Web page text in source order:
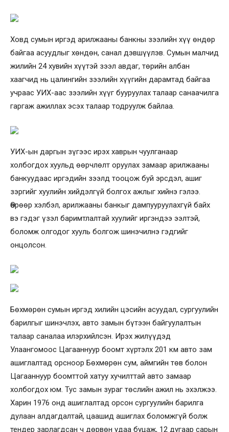
Ховд сумын иргэд арилжааны банкны зээлийн хүү өндөр
байгаа асуудлыг хөндөн, санал дэвшүүлэв. Сумын малчид
жилийн 24 хувийн хүүтэй зээл авдаг, төрийн албан
хаагчид нь цалингийн зээлийн хүүгийн дарамтад байгаа
учраас УИХ-аас зээлийн хүүг бууруулах талаар санаачилга
гаргаж ажиллах эсэх талаар тодруулж байлаа.
УИХ-ын даргын зүгээс ирэх хаврын чуулганаар
холбогдох хуульд өөрчлөлт оруулах замаар арилжааны
банкуудаас иргэдийн зээлд тооцож буй эрсдэл, ашиг
зэргийг хуулийн хийдэлгүй болгох ажлыг хийнэ гэлээ.
Өөрөөр хэлбэл, арилжааны банкыг дампууруулахгүй байх
вэ гэдэг үзэл баримтлалтай хуулийг иргэндээ ээлтэй,
боломж олгодог хууль болгож шинэчилнэ гэдгийг
онцолсон.
Бөхмөрөн сумын иргэд хилийн цэсийн асуудал, сургуулийн
барилгыг шинэчлэх, авто замын бүтээн байгуулалтын
талаар саналаа илэрхийлсэн. Ирэх жилүүдэд
Улаангомоос Цагааннуур боомт хүртэлх 201 км авто зам
ашиглалтад орсноор Бөхмөрөн сум, аймгийн төв болон
Цагааннуур боомттой хатуу хучилттай авто замаар
холбогдох юм. Тус замын зураг төслийн ажил нь эхэлжээ.
Харин 1976 онд ашиглалтад орсон сургуулийн барилга
дулаан алдагдалтай, цаашид ашиглах боломжгүй болж
тендер зарлагдсан ч дөрвөн удаа буцаж, 12 дугаар сарын